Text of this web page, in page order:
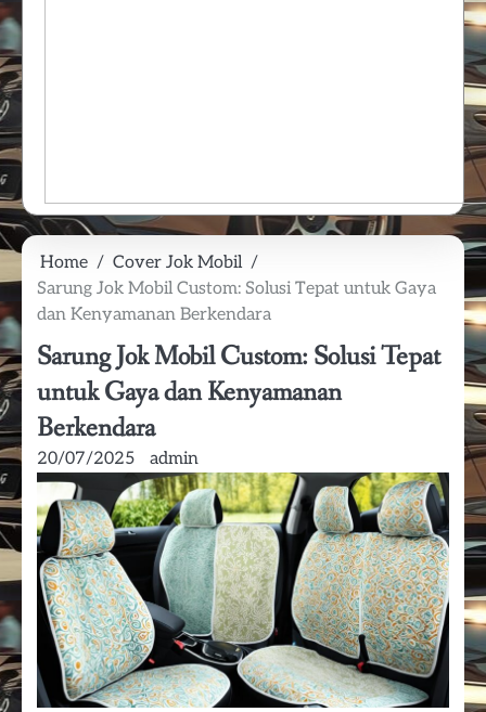
Home
Cover Jok Mobil
Sarung Jok Mobil Custom: Solusi Tepat untuk Gaya
dan Kenyamanan Berkendara
Sarung Jok Mobil Custom: Solusi Tepat
untuk Gaya dan Kenyamanan
Berkendara
20/07/2025 admin